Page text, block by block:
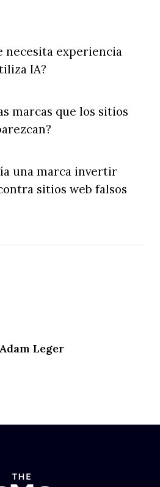
necesita experiencia
IA?
marcas que los sitios
una marca invertir
sitios web falsos
Adam Leger